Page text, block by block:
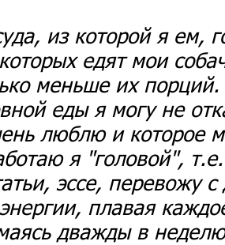
из которой я ем,
едят мои
меньше их
еды я могу не
люблю и которое
я "головой",
эссе, перевожу
плавая
дважды в